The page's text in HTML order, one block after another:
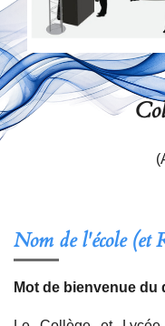
Nom de l'école (et
Mot de bienvenue